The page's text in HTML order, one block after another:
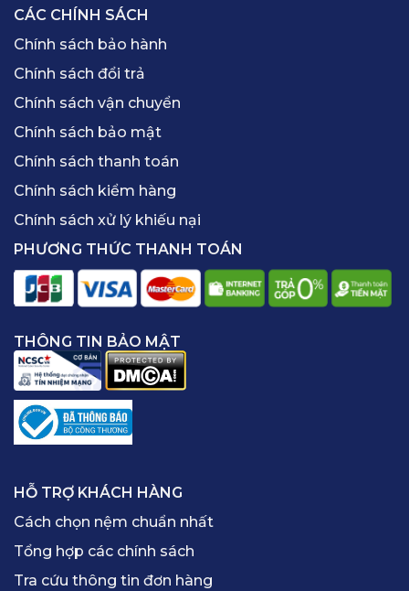
CÁC CHÍNH SÁCH
Chính sách bảo hành
Chính sách đổi trả
Chính sách vận chuyển
Chính sách bảo mật
Chính sách thanh toán
Chính sách kiểm hàng
Chính sách xử lý khiếu nại
PHƯƠNG THỨC THANH TOÁN
THÔNG TIN BẢO MẬT
HỖ TRỢ KHÁCH HÀNG
Cách chọn nệm chuẩn nhất
Tổng hợp các chính sách
Tra cứu thông tin đơn hàng